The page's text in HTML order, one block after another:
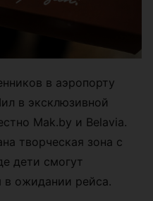
в аэропорту
в эксклюзивной
Mak.by и Belavia.
творческая зона с
дети смогут
в ожидании рейса.